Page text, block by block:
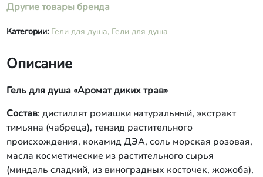
Другие товары бренда
Категории: Гели для душа, Гели для душа
Описание
Гель для душа «Аромат диких трав»
Состав: дистиллят ромашки натуральный, экстракт
тимьяна (чабреца), тензид растительного
происхождения, кокамид ДЭА, соль морская розовая,
масла косметические из растительного сырья
(миндаль сладкий, из виноградных косточек, жожоба),